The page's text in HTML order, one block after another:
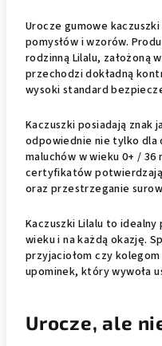
Urocze gumowe
pomysłów i wzorów.
rodzinną Lilalu, założoną
przechodzi dokładną
wysoki standard
Kaczuszki posiadają znak
odpowiednie nie tylko dla
maluchów w wieku 0+ / 36
certyfikatów
oraz przestrzeganie
Kaczuszki Lilalu to
wieku i na każdą okazję.
przyjaciołom czy
upominek, który wywoła
Urocze, ale